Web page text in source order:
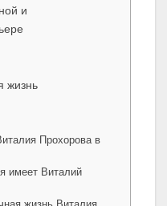
и
жизнь
Прохорова в
имеет Виталий